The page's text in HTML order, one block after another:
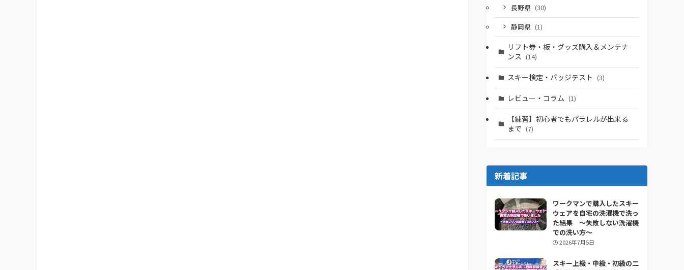
長野県 (30)
静岡県 (1)
リフト券・板・グッズ購入＆メンテナ
ンス (14)
スキー検定・バッジテスト (3)
レビュー・コラム (1)
【練習】初心者でもパラレルが出来る
まで (7)
新着記事
ワークマンで購入したスキー
ウェアを自宅の洗濯機で洗っ
た結果 ～失敗しない洗濯機
での洗い方～
2026年7月5日
スキー上級・中級・初級の二